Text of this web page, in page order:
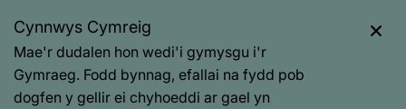
Cynnwys Cymreig
Mae'r dudalen hon wedi'i gymysgu i'r
Gymraeg. Fodd bynnag, efallai na fydd pob
dogfen y gellir ei chyhoeddi ar gael yn